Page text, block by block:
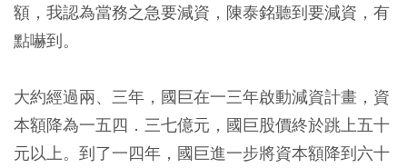
額，我認為當務之急要減資，陳泰銘聽到要減資，有
點嚇到。
大約經過兩、三年，國巨在一三年啟動減資計畫，資
本額降為一五四．三七億元，國巨股價終於跳上五十
元以上。到了一四年，國巨進一步將資本額降到六十